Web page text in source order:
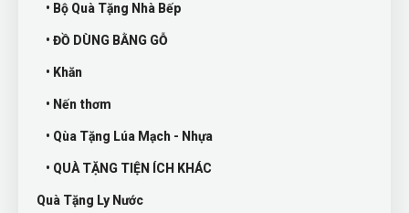
• Bộ Quà Tặng Nhà Bếp
• ĐỒ DÙNG BẰNG GỖ
• Khăn
• Nến thơm
• Qùa Tặng Lúa Mạch - Nhựa
• QUÀ TẶNG TIỆN ÍCH KHÁC
Quà Tặng Ly Nước